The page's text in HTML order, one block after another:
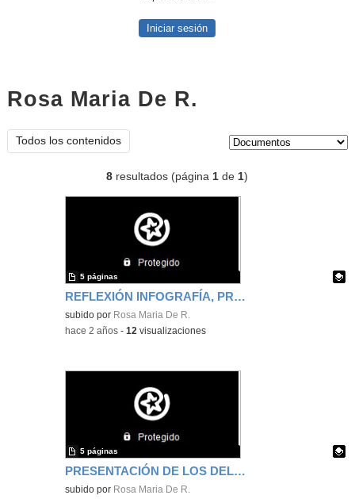
Iniciar sesión
Rosa Maria De R.
Todos los contenidos
8 resultados (página1 de1)
REFLEXIÓN INFOGRAFÍA, PRESENTACIÓN Y EXELEARNING
Contenido educativo.
subido por Rosa Maria De R.
5 páginas
-hace 2 años -12 visualizaciones
PRESENTACIÓN DE LOS DELFINES
Contenido educativo.
subido por Rosa Maria De R.
5 páginas